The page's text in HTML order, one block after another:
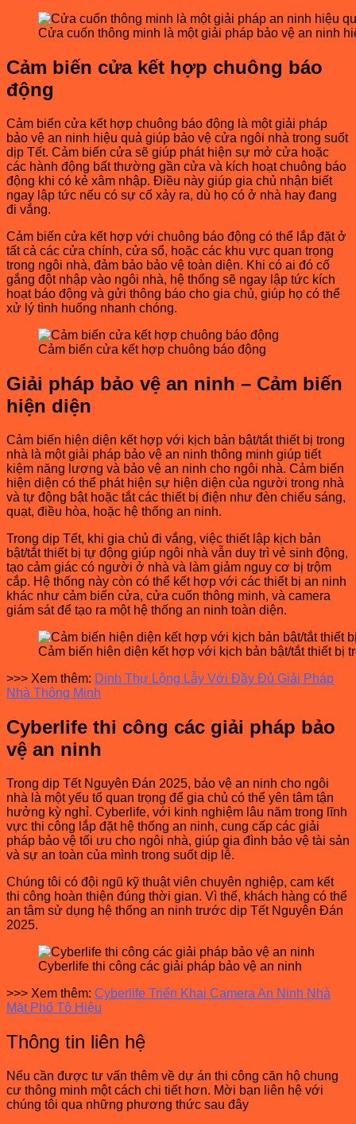
Cửa cuốn thông minh là một giải pháp bảo vệ an ninh
Cảm biến cửa kết hợp chuông báo
động
Cảm biến cửa kết hợp chuông báo động là một giải pháp
bảo vệ an ninh hiệu quả giúp bảo vệ cửa ngôi nhà trong suốt
dịp Tết. Cảm biến cửa sẽ giúp phát hiện sự mở cửa hoặc
các hành động bất thường gần cửa và kích hoạt chuông báo
động khi có kẻ xâm nhập. Điều này giúp gia chủ nhận biết
ngay lập tức nếu có sự cố xảy ra, dù họ có ở nhà hay đang
đi vắng.
Cảm biến cửa kết hợp với chuông báo động có thể lắp đặt ở
tất cả các cửa chính, cửa sổ, hoặc các khu vực quan trọng
trong ngôi nhà, đảm bảo bảo vệ toàn diện. Khi có ai đó cố
gắng đột nhập vào ngôi nhà, hệ thống sẽ ngay lập tức kích
hoạt báo động và gửi thông báo cho gia chủ, giúp họ có thể
xử lý tình huống nhanh chóng.
Cảm biến cửa kết hợp chuông báo động
Giải pháp bảo vệ an ninh – Cảm biến
hiện diện
Cảm biến hiện diện kết hợp với kịch bản bật/tắt thiết bị trong
nhà là một giải pháp bảo vệ an ninh thông minh giúp tiết
kiệm năng lượng và bảo vệ an ninh cho ngôi nhà. Cảm biến
hiện diện có thể phát hiện sự hiện diện của người trong nhà
và tự động bật hoặc tắt các thiết bị điện như đèn chiếu sáng,
quạt, điều hòa, hoặc hệ thống an ninh.
Trong dịp Tết, khi gia chủ đi vắng, việc thiết lập kịch bản
bật/tắt thiết bị tự động giúp ngôi nhà vẫn duy trì vẻ sinh động,
tạo cảm giác có người ở nhà và làm giảm nguy cơ bị trộm
cắp. Hệ thống này còn có thể kết hợp với các thiết bị an ninh
khác như cảm biến cửa, cửa cuốn thông minh, và camera
giám sát để tạo ra một hệ thống an ninh toàn diện.
Cảm biến hiện diện kết hợp với kịch bản bật/tắt thiết bị
>>> Xem thêm: Dinh Thự Lộng Lẫy Với Đầy Đủ Giải Pháp
Nhà Thông Minh
Cyberlife thi công các giải pháp bảo
vệ an ninh
Trong dịp Tết Nguyên Đán 2025, bảo vệ an ninh cho ngôi
nhà là một yếu tố quan trọng để gia chủ có thể yên tâm tận
hưởng kỳ nghỉ. Cyberlife, với kinh nghiệm lâu năm trong lĩnh
vực thi công lắp đặt hệ thống an ninh, cung cấp các giải
pháp bảo vệ tối ưu cho ngôi nhà, giúp gia đình bảo vệ tài sản
và sự an toàn của mình trong suốt dịp lễ.
Chúng tôi có đội ngũ kỹ thuật viên chuyên nghiệp, cam kết
thi công hoàn thiện đúng thời gian. Vì thế, khách hàng có thể
an tâm sử dụng hệ thống an ninh trước dịp Tết Nguyên Đán
2025.
Cyberlife thi công các giải pháp bảo vệ an ninh
>>> Xem thêm: Cyberlife Triển Khai Camera An Ninh Nhà
Mặt Phố Tô Hiệu
Thông tin liên hệ
Nếu cần được tư vấn thêm về dự án thi công căn hộ chung
cư thông minh một cách chi tiết hơn. Mời bạn liên hệ với
chúng tôi qua những phương thức sau đây